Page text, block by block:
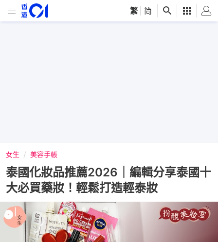
繁 简
女生 美容手帳
泰國化妝品推薦2026｜編輯分享泰國十
大必買藥妝！輕鬆打造輕泰妝